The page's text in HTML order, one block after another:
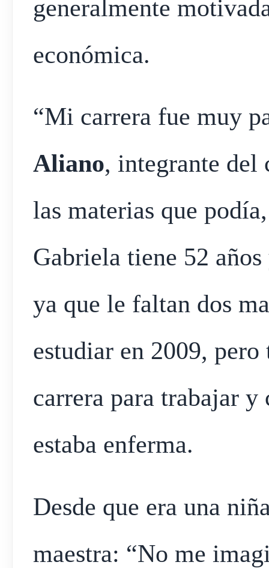
generalmente
económica.
“Mi carrera fue muy
Aliano, integrante del
las materias que
Gabriela tiene 52
ya que le faltan dos
estudiar en 2009,
carrera para trabajar y
estaba enferma.
Desde que era una
maestra: “No me